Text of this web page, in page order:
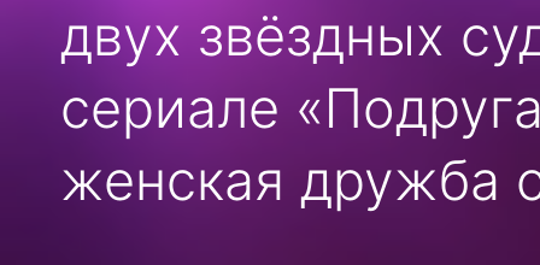
двух звёздных
сериале
женская дружба